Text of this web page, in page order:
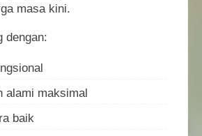
masa kini.
dengan:
alami maksimal
baik